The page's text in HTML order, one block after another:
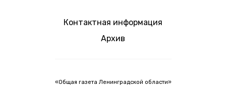
Контактная информация
Архив
«Общая газета Ленинградской области»